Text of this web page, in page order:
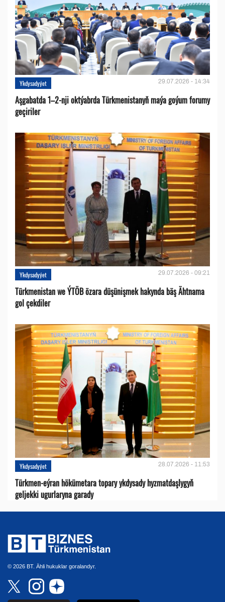
Ykdysadyýet 29.07.2026 - 14:34
Aşgabatda 1–2-nji oktýabrda Türkmenistanyň maýa goýum forumy
geçiriler
Ykdysadyýet 29.07.2026 - 09:21
Türkmenistan we ÝTÖB özara düşünişmek hakynda bäş Ähtnama
gol çekdiler
Ykdysadyýet 28.07.2026 - 11:53
Türkmen-eýran hökümetara topary ykdysady hyzmatdaşlygyň
geljekki ugurlaryna garady
© 2026 BT. Ähli hukuklar goralandyr.